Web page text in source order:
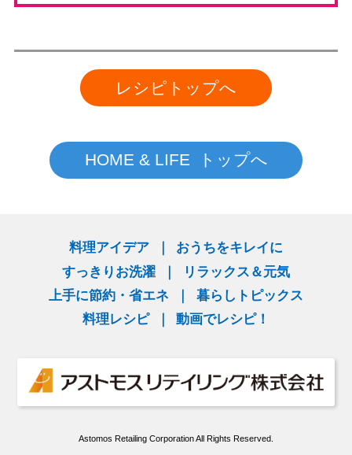
レシピトップへ
HOME & LIFE トップへ
料理アイデア
おうちをキレイに
すっきりお洗濯
リラックス＆元気
上手に節約・省エネ
暮らしトピックス
料理レシピ
動画でレシピ！
Astomos Retailing Corporation All Rights Reserved.